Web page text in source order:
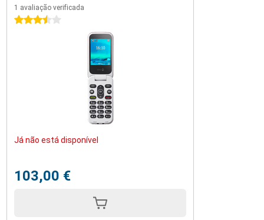
1 avaliação verificada
3.5 estrelas
Já não está disponível
103,00 €